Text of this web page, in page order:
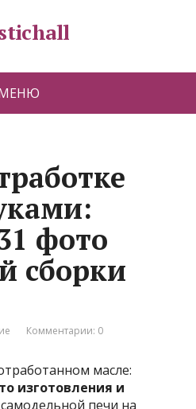
фото
сборки
Комментарии: 0
масле:
изготовления и
самодельной печи на